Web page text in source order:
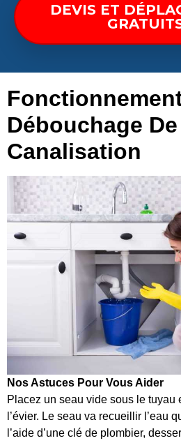
DEVIS ET
Débouchage De
Canalisation
Nos Astuces Pour Vous Aider
Placez un seau vide sous le tuyau
l’évier. Le seau va recueillir l’eau
l’aide d’une clé de plombier,